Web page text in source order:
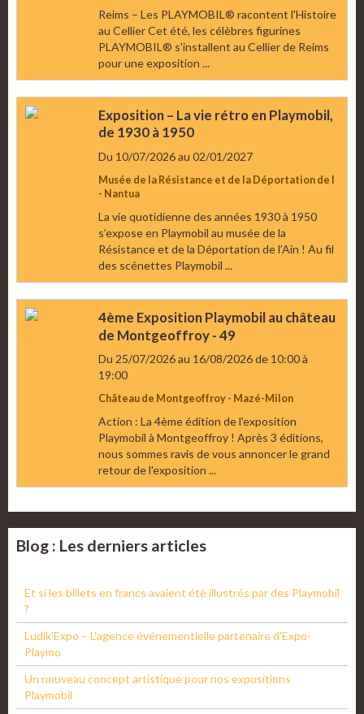
Reims – Les PLAYMOBIL® racontent l'Histoire
au Cellier Cet été, les célèbres figurines
PLAYMOBIL® s'installent au Cellier de Reims
pour une exposition ...
Exposition – La vie rétro en Playmobil,
de 1930 à 1950
Du 10/07/2026au 02/01/2027
Musée de la Résistance et de la Déportation de l
- Nantua
La vie quotidienne des années 1930 à 1950
s’expose en Playmobil au musée de la
Résistance et de la Déportation de l’Ain ! Au fil
des scénettes Playmobil ...
4ème Exposition Playmobil au château
de Montgeoffroy - 49
Du 25/07/2026au 16/08/2026de 10:00à
19:00
Château de Montgeoffroy - Mazé-Milon
Action : La 4ème édition de l'exposition
Playmobil à Montgeoffroy ! Après 3 éditions,
nous sommes ravis de vous annoncer le grand
retour de l'exposition ...
Blog : Les derniers articles
Et si les billets en francs avaient été illustrés par des Playmobil
?
Ludik'Expo – L'agence événementielle partenaire d'Expo-
Playmo
Un nouveau concept artistique pour nos expositions
Playmobil